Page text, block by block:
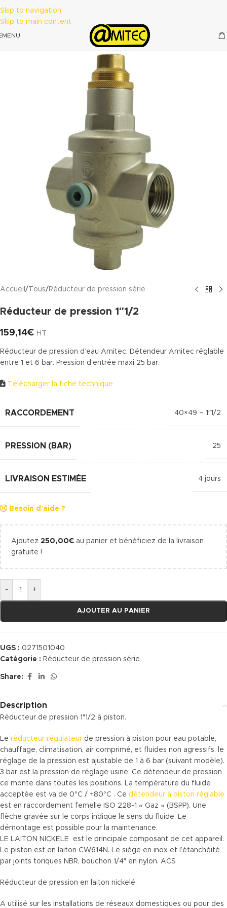
Skip to navigation
Skip to main content
MENU
Accueil / Tous/ Réducteur de pression série
Réducteur de pression 1″1/2
159,14€ HT
Réducteur de pression d’eau Amitec. Détendeur Amitec réglable
entre 1 et 6 bar. Pression d’entrée maxi 25 bar.
Télécharger la fiche technique
RACCORDEMENT 40×49 – 1″1/2
PRESSION (BAR) 25
LIVRAISON ESTIMÉE 4 jours
Besoin d'aide ?
Ajoutez 250,00€ au panier et bénéficiez de la livraison
gratuite !
- +
AJOUTER AU PANIER
UGS : 0271501040
Catégorie : Réducteur de pression série
Share:
Description
Réducteur de pression 1″1/2 à piston.
Le réducteur régulateur de pression à piston pour eau potable,
chauffage, climatisation, air comprimé, et fluides non agressifs. le
réglage de la pression est ajustable de 1 à 6 bar (suivant modèle).
3 bar est la pression de réglage usine. Ce détendeur de pression
ce monte dans toutes les positions. La température du fluide
acceptée est va de 0°C / +80°C . Ce détendeur à piston réglable
est en raccordement femelle ISO 228-1 « Gaz » (BSPP). Une
flèche gravée sur le corps indique le sens du fluide. Le
démontage est possible pour la maintenance.
LE LAITON NICKELE est le principale composant de cet appareil.
Le piston est en laiton CW614N. Le siège en inox et l’étanchéité
par joints toriques NBR, bouchon 1/4″ en nylon. ACS
Réducteur de pression en laiton nickelé:
A utilisé sur les installations de réseaux domestiques ou pour des